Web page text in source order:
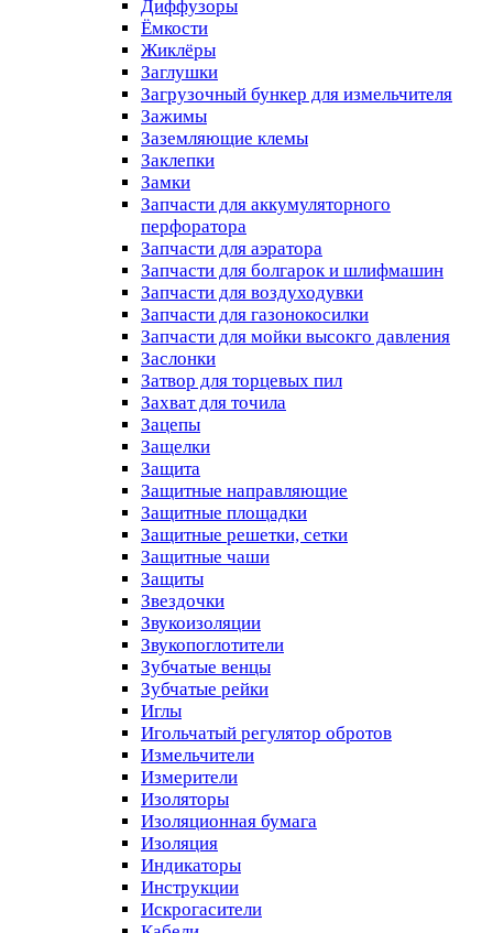
Диффузоры
Ёмкости
Жиклёры
Заглушки
Загрузочный бункер для измельчителя
Зажимы
Заземляющие клемы
Заклепки
Замки
Запчасти для аккумуляторного
перфоратора
Запчасти для аэратора
Запчасти для болгарок и шлифмашин
Запчасти для воздуходувки
Запчасти для газонокосилки
Запчасти для мойки высокго давления
Заслонки
Затвор для торцевых пил
Захват для точила
Зацепы
Защелки
Защита
Защитные направляющие
Защитные площадки
Защитные решетки, сетки
Защитные чаши
Защиты
Звездочки
Звукоизоляции
Звукопоглотители
Зубчатые венцы
Зубчатые рейки
Иглы
Игольчатый регулятор обротов
Измельчители
Измерители
Изоляторы
Изоляционная бумага
Изоляция
Индикаторы
Инструкции
Искрогасители